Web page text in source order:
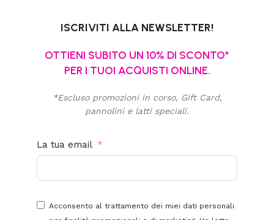
ISCRIVITI ALLA NEWSLETTER!
OTTIENI SUBITO UN 10% DI SCONTO*
PER I TUOI ACQUISTI ONLINE.
*Escluso promozioni in corso, Gift Card,
pannolini e latti speciali.
La tua email
Acconsento al trattamento dei miei dati personali